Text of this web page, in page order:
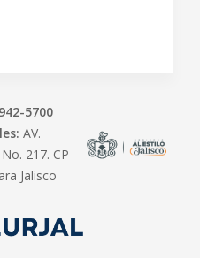
5700
AV.
217. CP
Jalisco